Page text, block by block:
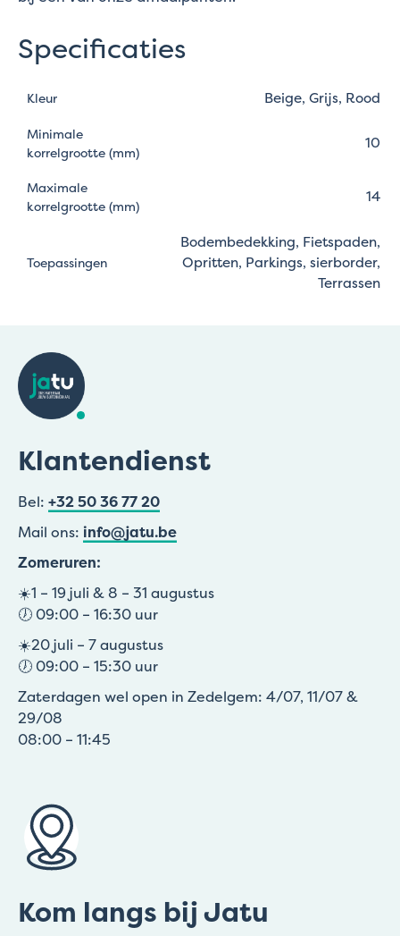
Specificaties
Kleur Beige, Grijs, Rood
Minimale
korrelgrootte (mm)
10
Maximale
korrelgrootte (mm)
14
Toepassingen
Bodembedekking, Fietspaden,
Opritten, Parkings, sierborder,
Terrassen
Klantendienst
Bel: +32 50 36 77 20
Mail ons: info@jatu.be
Zomeruren:
☀️1 – 19 juli & 8 – 31 augustus
🕖 09:00 – 16:30 uur
☀️20 juli – 7 augustus
🕖 09:00 – 15:30 uur
Zaterdagen wel open in Zedelgem: 4/07, 11/07 &
29/08
08:00 – 11:45
Kom langs bij Jatu